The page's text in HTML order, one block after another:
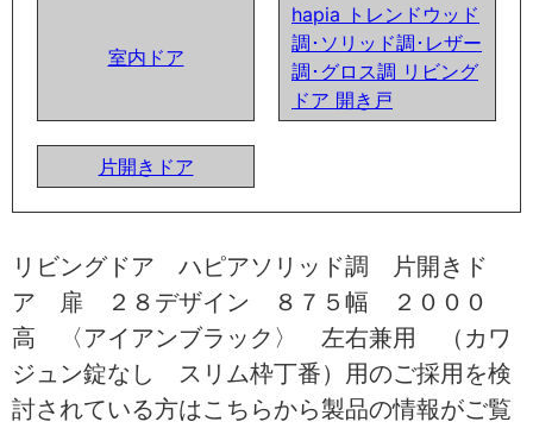
室内ドア
hapia トレンドウッド
調･ソリッド調･レザー
調･グロス調 リビング
ドア 開き戸
片開きドア
リビングドア ハピアソリッド調 片開きド
ア 扉 ２８デザイン ８７５幅 ２０００
高 〈アイアンブラック〉 左右兼用 （カワ
ジュン錠なし スリム枠丁番）用のご採用を検
討されている方はこちらから製品の情報がご覧